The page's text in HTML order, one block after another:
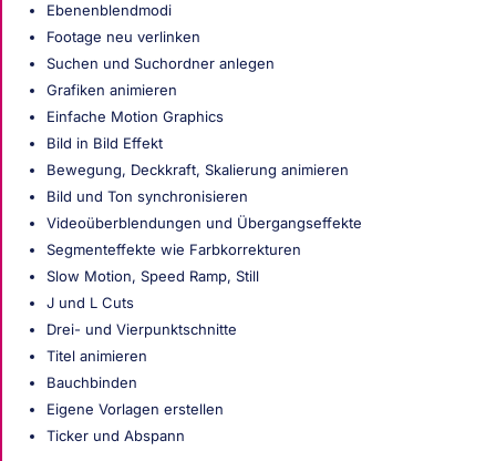
Ebenenblendmodi
Footage neu verlinken
Suchen und Suchordner anlegen
Grafiken animieren
Einfache Motion Graphics
Bild in Bild Effekt
Bewegung, Deckkraft, Skalierung animieren
Bild und Ton synchronisieren
Videoüberblendungen und Übergangseffekte
Segmenteffekte wie Farbkorrekturen
Slow Motion, Speed Ramp, Still
J und L Cuts
Drei- und Vierpunktschnitte
Titel animieren
Bauchbinden
Eigene Vorlagen erstellen
Ticker und Abspann